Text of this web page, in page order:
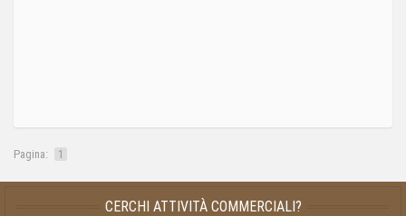
Pagina: 1
CERCHI ATTIVITÀ COMMERCIALI?